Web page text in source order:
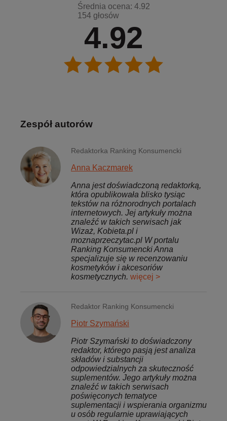
4.92
Średnia ocena: 4.92
154 głosów
Zespół autorów
Redaktorka Ranking Konsumencki
Anna Kaczmarek
Anna jest doświadczoną redaktorką,
która opublikowała blisko tysiąc
tekstów na różnorodnych portalach
internetowych. Jej artykuły można
znaleźć w takich serwisach jak
Wizaż, Kobieta.pl i
moznaprzeczytac.pl W portalu
Ranking Konsumencki Anna
specjalizuje się w recenzowaniu
kosmetyków i akcesoriów
kosmetycznych. więcej >
Redaktor Ranking Konsumencki
Piotr Szymański
Piotr Szymański to doświadczony
redaktor, którego pasją jest analiza
składów i substancji
odpowiedzialnych za skuteczność
suplementów. Jego artykuły można
znaleźć w takich serwisach
poświęconych tematyce
suplementacji i wspierania organizmu
u osób regularnie uprawiających